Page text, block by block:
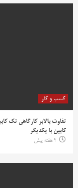
کسب و کار
تفاوت بالابر کارگاهی تک
کابین با یکدیگر
2 هفته پیش